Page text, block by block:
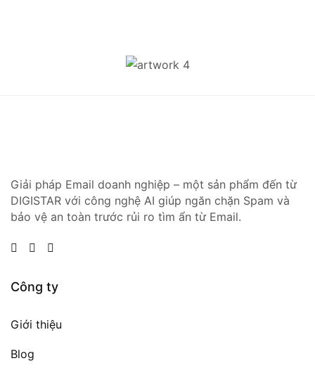
Giải pháp Email doanh nghiệp – một sản phẩm đến từ
DIGISTAR với công nghệ AI giúp ngăn chặn Spam và
bảo vệ an toàn trước rủi ro tìm ẩn từ Email.
Công ty
Giới thiệu
Blog